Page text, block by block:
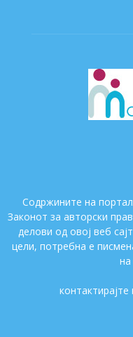
Содржините на
Законот за авторски
делови од овој веб
цели, потребна е
на
контактирајте